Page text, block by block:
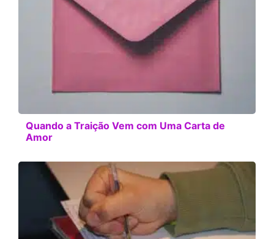
Quando a Traição Vem com Uma Carta de
Amor